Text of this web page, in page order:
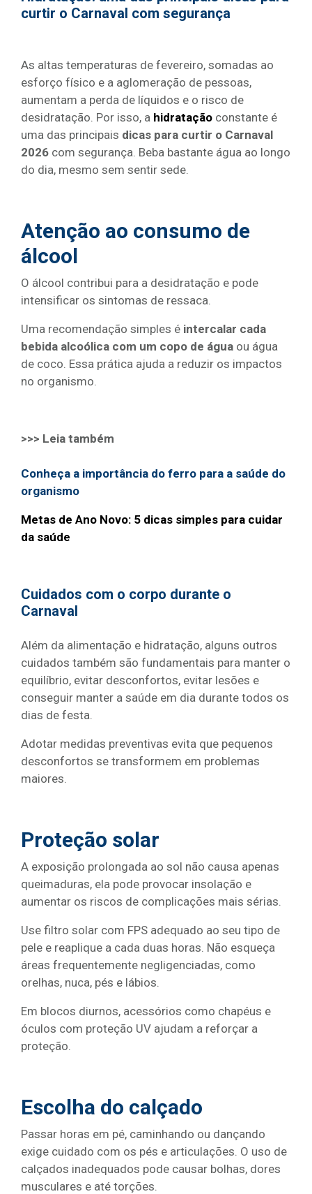
curtir o Carnaval com segurança
As altas temperaturas de fevereiro, somadas ao
esforço físico e a aglomeração de pessoas,
aumentam a perda de líquidos e o risco de
desidratação. Por isso, a hidratação constante é
uma das principais dicas para curtir o Carnaval
2026 com segurança. Beba bastante água ao longo
do dia, mesmo sem sentir sede.
Atenção ao consumo de
álcool
O álcool contribui para a desidratação e pode
intensificar os sintomas de ressaca.
Uma recomendação simples é intercalar cada
bebida alcoólica com um copo de água ou água
de coco. Essa prática ajuda a reduzir os impactos
no organismo.
>>> Leia também
Conheça a importância do ferro para a saúde do
organismo
Metas de Ano Novo: 5 dicas simples para cuidar
da saúde
Cuidados com o corpo durante o
Carnaval
Além da alimentação e hidratação, alguns outros
cuidados também são fundamentais para manter o
equilíbrio, evitar desconfortos, evitar lesões e
conseguir manter a saúde em dia durante todos os
dias de festa.
Adotar medidas preventivas evita que pequenos
desconfortos se transformem em problemas
maiores.
Proteção solar
A exposição prolongada ao sol não causa apenas
queimaduras, ela pode provocar insolação e
aumentar os riscos de complicações mais sérias.
Use filtro solar com FPS adequado ao seu tipo de
pele e reaplique a cada duas horas. Não esqueça
áreas frequentemente negligenciadas, como
orelhas, nuca, pés e lábios.
Em blocos diurnos, acessórios como chapéus e
óculos com proteção UV ajudam a reforçar a
proteção.
Escolha do calçado
Passar horas em pé, caminhando ou dançando
exige cuidado com os pés e articulações. O uso de
calçados inadequados pode causar bolhas, dores
musculares e até torções.